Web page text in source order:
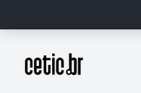
Página inicial